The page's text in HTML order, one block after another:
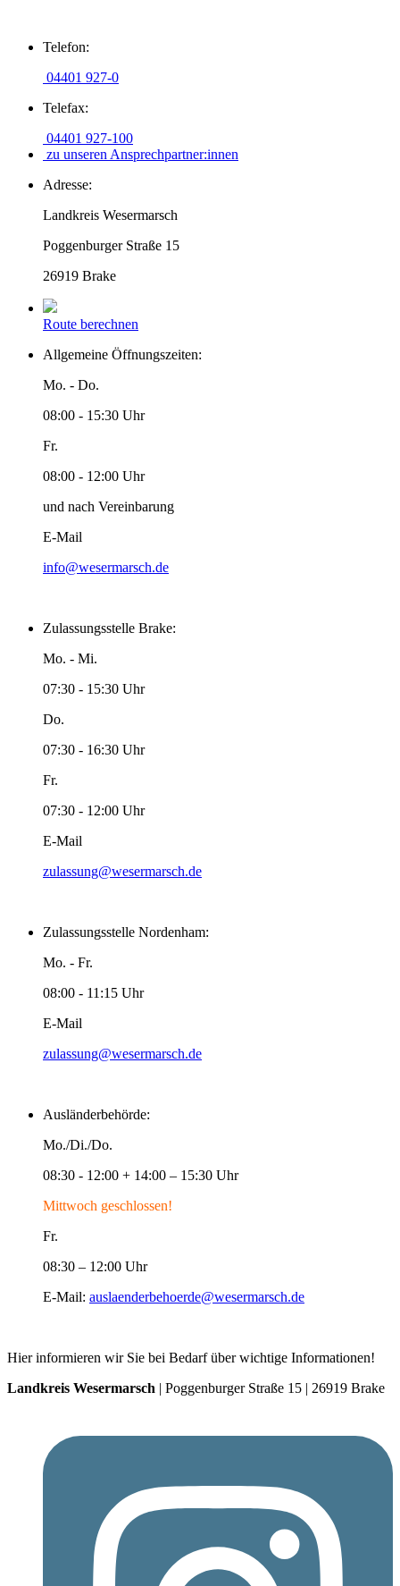
Inhalt
Telefon:
04401 927-0
Telefax:
04401 927-100
zu unseren Ansprechpartner:innen
Adresse:
Landkreis Wesermarsch
Poggenburger Straße 15
26919 Brake
Route berechnen
Allgemeine Öffnungszeiten:
Mo. - Do.
08:00 - 15:30 Uhr
Fr.
08:00 - 12:00 Uhr
und nach Vereinbarung
E-Mail
info@wesermarsch.de
Zulassungsstelle Brake:
Mo. - Mi.
07:30 - 15:30 Uhr
Do.
07:30 - 16:30 Uhr
Fr.
07:30 - 12:00 Uhr
E-Mail
zulassung@wesermarsch.de
Zulassungsstelle Nordenham:
Mo. - Fr.
08:00 - 11:15 Uhr
E-Mail
zulassung@wesermarsch.de
Ausländerbehörde:
Mo./Di./Do.
08:30 - 12:00 + 14:00 – 15:30 Uhr
Mittwoch geschlossen!
Fr.
08:30 – 12:00 Uhr
E-Mail: auslaenderbehoerde@wesermarsch.de
Hier informieren wir Sie bei Bedarf über wichtige Informationen!
Landkreis Wesermarsch | Poggenburger Straße 15 | 26919 Brake